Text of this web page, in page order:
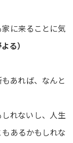
に来ることに気
る）
あれば、なんと
れないし、人生
あるかもしれな